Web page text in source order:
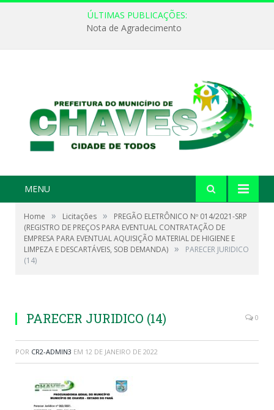
ÚLTIMAS PUBLICAÇÕES:
Nota de Agradecimento
MENU
Home » Licitações »
PREGÃO ELETRÔNICO Nº 014/2021-SRP
(REGISTRO DE PREÇOS PARA EVENTUAL CONTRATAÇÃO DE
EMPRESA PARA EVENTUAL AQUISIÇÃO MATERIAL DE HIGIENE E
LIMPEZA E DESCARTÁVEIS, SOB DEMANDA) »
PARECER JURIDICO
(14)
PARECER JURIDICO (14) 0
POR CR2-ADMIN3 EM 12 DE JANEIRO DE 2022